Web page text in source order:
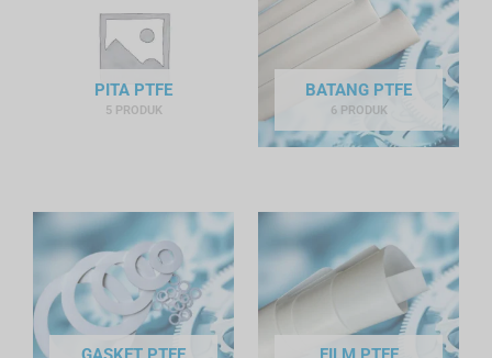
PITA PTFE
5 PRODUK
BATANG PTFE
6 PRODUK